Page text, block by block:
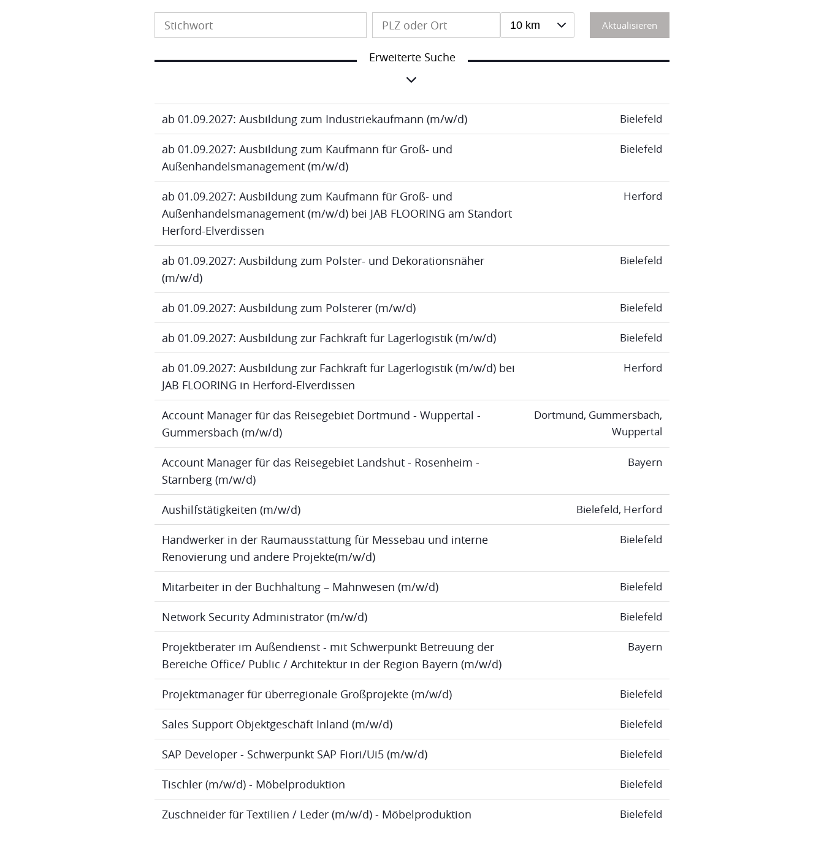
10 km Aktualisieren
Erweiterte Suche
ab 01.09.2027: Ausbildung zum Industriekaufmann (m/w/d) Bielefeld
ab 01.09.2027: Ausbildung zum Kaufmann für Groß- und
Außenhandelsmanagement (m/w/d)
Bielefeld
ab 01.09.2027: Ausbildung zum Kaufmann für Groß- und
Außenhandelsmanagement (m/w/d) bei JAB FLOORING am Standort
Herford-Elverdissen
Herford
ab 01.09.2027: Ausbildung zum Polster- und Dekorationsnäher
(m/w/d)
Bielefeld
ab 01.09.2027: Ausbildung zum Polsterer (m/w/d) Bielefeld
ab 01.09.2027: Ausbildung zur Fachkraft für Lagerlogistik (m/w/d) Bielefeld
ab 01.09.2027: Ausbildung zur Fachkraft für Lagerlogistik (m/w/d) bei
JAB FLOORING in Herford-Elverdissen
Herford
Account Manager für das Reisegebiet Dortmund - Wuppertal -
Gummersbach (m/w/d)
Dortmund, Gummersbach,
Wuppertal
Account Manager für das Reisegebiet Landshut - Rosenheim -
Starnberg (m/w/d)
Bayern
Aushilfstätigkeiten (m/w/d) Bielefeld, Herford
Handwerker in der Raumausstattung für Messebau und interne
Renovierung und andere Projekte(m/w/d)
Bielefeld
Mitarbeiter in der Buchhaltung – Mahnwesen (m/w/d) Bielefeld
Network Security Administrator (m/w/d) Bielefeld
Projektberater im Außendienst - mit Schwerpunkt Betreuung der
Bereiche Office/ Public / Architektur in der Region Bayern (m/w/d)
Bayern
Projektmanager für überregionale Großprojekte (m/w/d) Bielefeld
Sales Support Objektgeschäft Inland (m/w/d) Bielefeld
SAP Developer - Schwerpunkt SAP Fiori/Ui5 (m/w/d) Bielefeld
Tischler (m/w/d) - Möbelproduktion Bielefeld
Zuschneider für Textilien / Leder (m/w/d) - Möbelproduktion Bielefeld